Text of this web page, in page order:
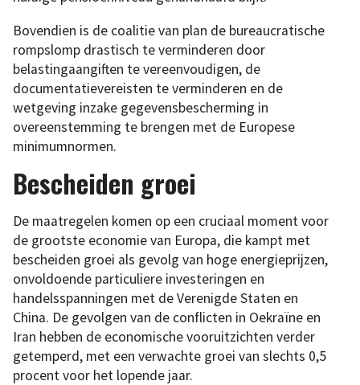
Bovendien is de coalitie van plan de bureaucratische
rompslomp drastisch te verminderen door
belastingaangiften te vereenvoudigen, de
documentatievereisten te verminderen en de
wetgeving inzake gegevensbescherming in
overeenstemming te brengen met de Europese
minimumnormen.
Bescheiden groei
De maatregelen komen op een cruciaal moment voor
de grootste economie van Europa, die kampt met
bescheiden groei als gevolg van hoge energieprijzen,
onvoldoende particuliere investeringen en
handelsspanningen met de Verenigde Staten en
China. De gevolgen van de conflicten in Oekraïne en
Iran hebben de economische vooruitzichten verder
getemperd, met een verwachte groei van slechts 0,5
procent voor het lopende jaar.